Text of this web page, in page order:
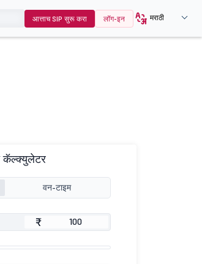
आत्ताच SIP सुरू करा लॉग-इन मराठी
कॅल्क्युलेटर
वन-टाइम
₹